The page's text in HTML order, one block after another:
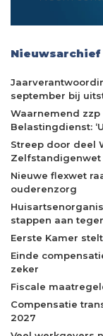
Nieuwsarchief
september bij
Waarnemend
Belastingdienst:
Streep door deel
Zelfstandigenwet
Nieuwe flexwet
ouderenzorg
stappen aan
Eerste Kamer
Einde
zeker
Fiscale
Compensatie
2027